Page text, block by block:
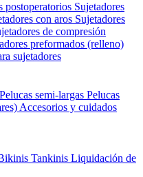
postoperatorios Sujetadores
con aros Sujetadores
de compresión
preformados (relleno)
sujetadores
Pelucas semi-largas Pelucas
Accesorios y cuidados
Tankinis Liquidación de